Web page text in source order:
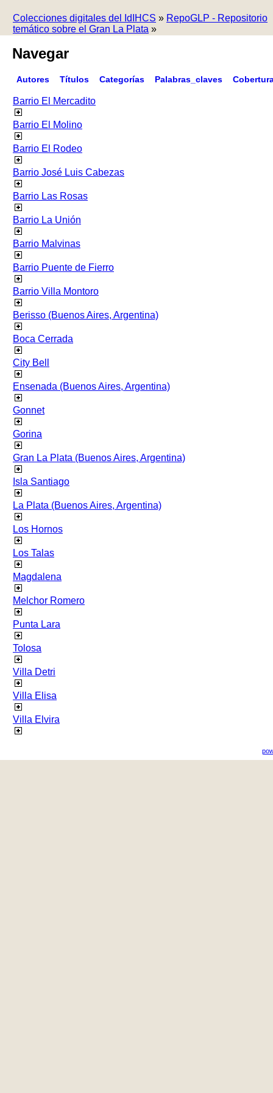
Colecciones digitales del IdIHCS » RepoGLP - Repositorio
temático sobre el Gran La Plata »
Navegar
Autores Títulos Categorías Palabras_claves
Barrio El Mercadito
Barrio El Molino
Barrio El Rodeo
Barrio José Luis Cabezas
Barrio Las Rosas
Barrio La Unión
Barrio Malvinas
Barrio Puente de Fierro
Barrio Villa Montoro
Berisso (Buenos Aires, Argentina)
Boca Cerrada
City Bell
Ensenada (Buenos Aires, Argentina)
Gonnet
Gorina
Gran La Plata (Buenos Aires, Argentina)
Isla Santiago
La Plata (Buenos Aires, Argentina)
Los Hornos
Los Talas
Magdalena
Melchor Romero
Punta Lara
Tolosa
Villa Detri
Villa Elisa
Villa Elvira